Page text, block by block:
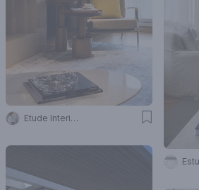
Etude Interiorismo